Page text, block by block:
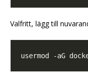
Valfritt, lägg till